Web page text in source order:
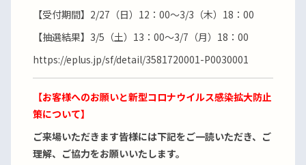
【受付期間】2/27（日）12：00～3/3（木）18：00
【抽選結果】3/5（土）13：00～3/7（月）18：00
https://eplus.jp/sf/detail/3581720001-P0030001
【お客様へのお願いと新型コロナウイルス感染拡大防止
策について】
ご来場いただきます皆様には下記をご一読いただき、ご
理解、ご協力をお願いいたします。